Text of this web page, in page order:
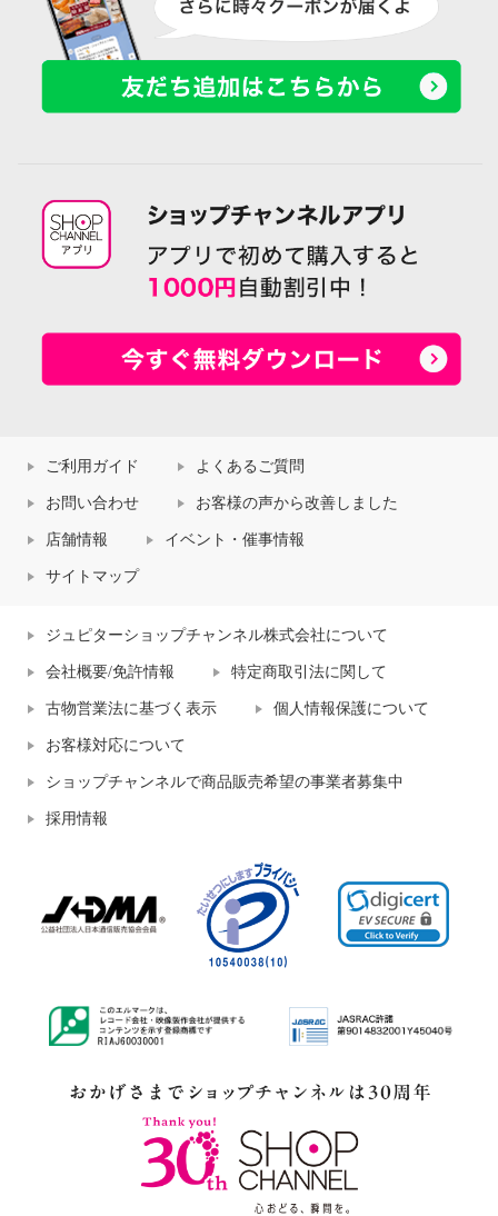
ご利用ガイド よくあるご質問
お問い合わせ お客様の声から改善しました
店舗情報 イベント・催事情報
サイトマップ
ジュピターショップチャンネル株式会社について
会社概要/免許情報 特定商取引法に関して
古物営業法に基づく表示 個人情報保護について
お客様対応について
ショップチャンネルで商品販売希望の事業者募集中
採用情報